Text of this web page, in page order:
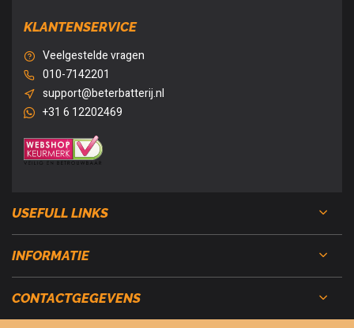
KLANTENSERVICE
Veelgestelde vragen
010-7142201
support@beterbatterij.nl
+31 6 12202469
USEFULL LINKS
INFORMATIE
CONTACTGEGEVENS